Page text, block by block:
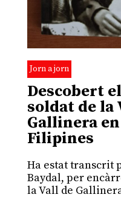
Jorn a jorn
Descobert
soldat de la
Gallinera
Filipines
Ha estat transcrit
Baydal, per
la Vall de